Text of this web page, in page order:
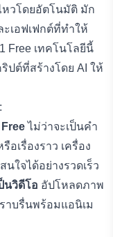
หวโดยอัตโนมัติ มัก
ะเอฟเฟกต์ที่ทำให้
Free เทคโนโลยีนี้
ปต์ที่สร้างโดย AI ให้
ไม่ว่าจะเป็นคำ
เรื่องราว เครื่อง
ใจได้อย่างรวดเร็ว
นวิดีโอ อัปโหลดภาพ
าบรื่นพร้อมแอนิเม